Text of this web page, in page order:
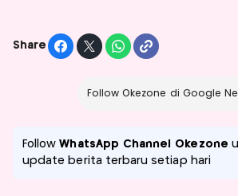
Share
Follow Okezone di Google
FollowWhatsApp Channel Okezone
update berita terbaru setiap hari